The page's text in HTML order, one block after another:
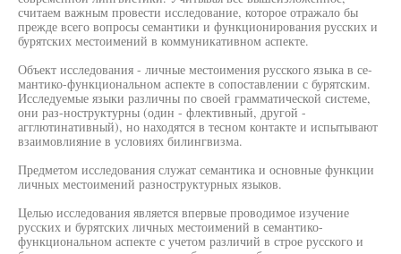
считаем важным провести исследование, которое отражало бы
прежде всего вопросы семантики и функционирования русских и
бурятских местоимений в коммуникативном аспекте.
Объект исследования - личные местоимения русского языка в се-
мантико-функциональном аспекте в сопоставлении с бурятским.
Исследуемые языки различны по своей грамматической системе,
они раз-ноструктурны (один - флективный, другой -
агглютинативный), но находятся в тесном контакте и испытывают
взаимовлияние в условиях билингвизма.
Предметом исследования служат семантика и основные функции
личных местоимений разноструктурных языков.
Целью исследования является впервые проводимое изучение
русских и бурятских личных местоимений в семантико-
функциональном аспекте с учетом различий в строе русского и